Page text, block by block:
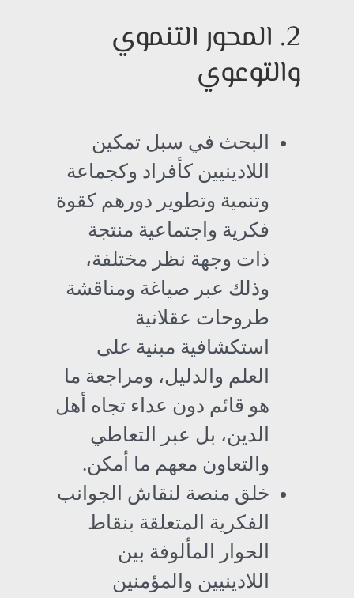
2. المحور التنموي
والتوعوي
البحث في سبل تمكين
اللادينيين كأفراد وكجماعة
وتنمية وتطوير دورهم كقوة
فكرية واجتماعية منتجة
ذات وجهة نظر مختلفة،
وذلك عبر صياغة ومناقشة
طروحات عقلانية
استكشافية مبنية على
العلم والدليل، ومراجعة ما
هو قائم دون عداء تجاه أهل
الدين، بل عبر التعاطي
والتعاون معهم ما أمكن.
خلق منصة لنقاش الجوانب
الفكرية المتعلقة بنقاط
الحوار المألوفة بين
اللادينيين والمؤمنين